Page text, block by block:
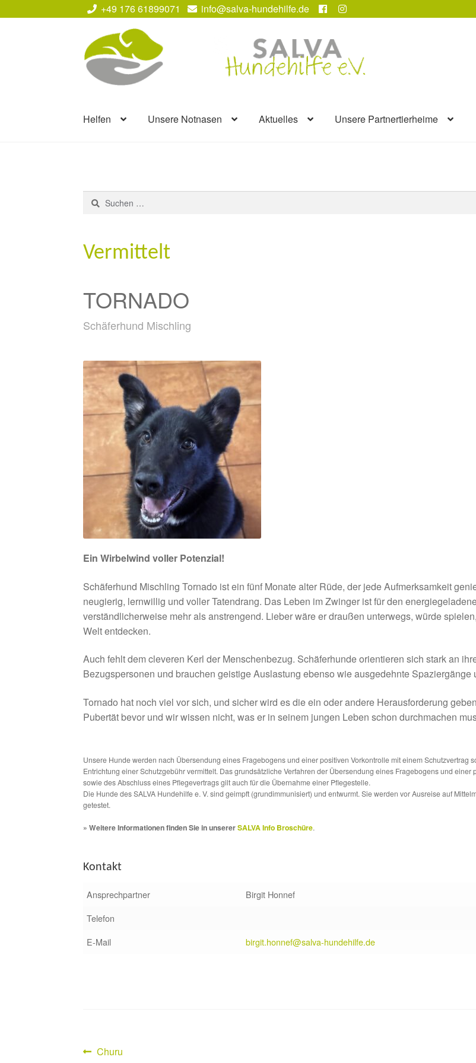
+49 176 61899071 info@salva-hundehilfe.de
Navigation
springen
Zum
Inhalt
springen
Helfen Unsere Notnasen Aktuelles Unsere Partnertierheime
Suchen
nach:
Vermittelt
TORNADO
Schäferhund Mischling
Ein Wirbelwind voller Potenzial!
Schäferhund Mischling Tornado ist ein fünf Monate alter Rüde, der jede Aufmerksamkeit
neugierig, lernwillig und voller Tatendrang. Das Leben im Zwinger ist für den
verständlicherweise mehr als anstrengend. Lieber wäre er draußen unterwegs, würde
Welt entdecken.
Auch fehlt dem cleveren Kerl der Menschenbezug. Schäferhunde orientieren sich stark an
Bezugspersonen und brauchen geistige Auslastung ebenso wie ausgedehnte Spaziergänge
Tornado hat noch viel vor sich, und sicher wird es die ein oder andere Herausforderung
Pubertät bevor und wir wissen nicht, was er in seinem jungen Leben schon durchmachen
Unsere Hunde werden nach Übersendung eines Fragebogens und einer positiven Vorkontrolle mit einem Schutzvertrag
Entrichtung einer Schutzgebühr vermittelt. Das grundsätzliche Verfahren der Übersendung eines Fragebogens und einer
sowie des Abschluss eines Pflegevertrags gilt auch für die Übernahme einer Pflegestelle.
Die Hunde des SALVA Hundehilfe e. V. sind geimpft (grundimmunisiert) und entwurmt. Sie werden vor Ausreise auf
getestet.
» Weitere Informationen finden Sie in unsererSALVA Info Broschüre.
Kontakt
Ansprechpartner
Birgit Honnef
Telefon
E-Mail
birgit.honnef@salva-hundehilfe.de
Beitragsnavigation
Vorheriger
Churu